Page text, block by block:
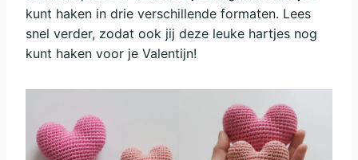
kunt haken in drie verschillende formaten. Lees
snel verder, zodat ook jij deze leuke hartjes nog
kunt haken voor je Valentijn!